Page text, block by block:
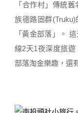
「合作村」傳統
族德路固群
「黃金部落」。
線2天1夜深度旅
部落淘金樂趣，還